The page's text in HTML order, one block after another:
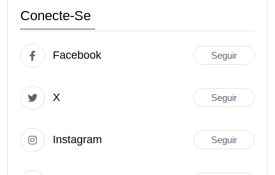
Conecte-Se
Facebook Seguir
X Seguir
Instagram Seguir